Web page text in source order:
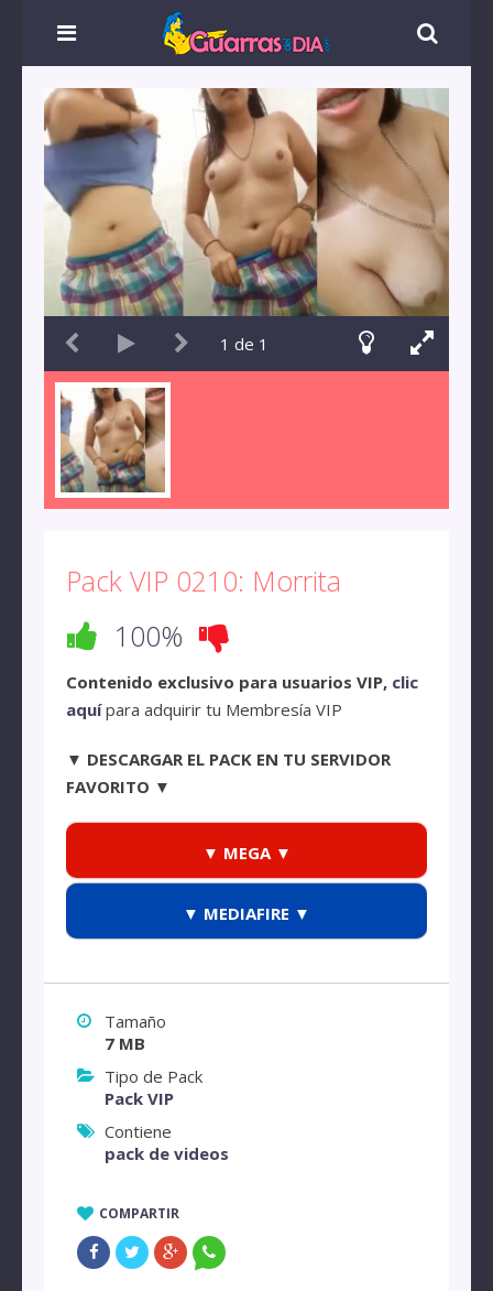
1 de 1
Pack VIP 0210: Morrita
100%
Contenido exclusivo para usuarios VIP, clic
aquípara adquirir tu Membresía VIP
▼ DESCARGAR EL PACK EN TU SERVIDOR
FAVORITO ▼
▼ MEGA ▼
▼ MEDIAFIRE ▼
Tamaño
7 MB
Tipo de Pack
Pack VIP
Contiene
pack de videos
COMPARTIR